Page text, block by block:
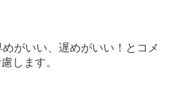
がいい、遅めがいい！とコメ
します。